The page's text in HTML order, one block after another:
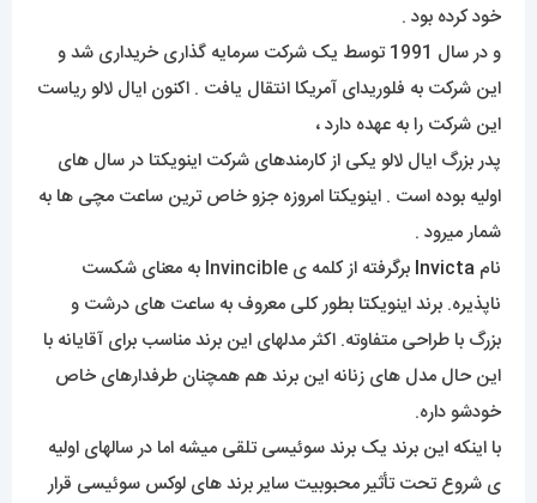
خود کرده بود .
و در سال 1991 توسط یک شرکت سرمایه گذاری خریداری شد و
این شرکت به فلوریدای آمریکا انتقال یافت . اکنون ایال لالو ریاست
این شرکت را به عهده دارد ،
پدر بزرگ ایال لالو یکی از کارمندهای شرکت اینویکتا در سال های
اولیه بوده است . اینویکتا امروزه جزو خاص ترین ساعت مچی ها به
شمار میرود .
نام Invicta
برگرفته از کلمه ی Invincible به معنای شکست
ناپذیره. برند اینویکتا بطور کلی معروف به ساعت های درشت و
بزرگ با طراحی متفاوته. اکثر مدلهای این برند مناسب برای آقایانه با
این حال مدل های زنانه این برند هم همچنان طرفدارهای خاص
خودشو داره.
با اینکه این برند یک برند سوئیسی تلقی میشه اما در سالهای اولیه
ی شروع تحت تأثیر محبوبیت سایر برند های لوکس سوئیسی قرار